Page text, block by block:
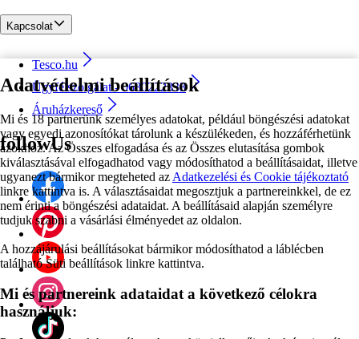
Adatvédelmi beállítások
Mi és 18 partnerünk személyes adatokat, például böngészési adatokat
vagy egyedi azonosítókat tárolunk a készülékeden, és hozzáférhetünk
azokhoz. Az Összes elfogadása és az Összes elutasítása gombok
kiválasztásával elfogadhatod vagy módosíthatod a beállításaidat, illetve
ugyanezt bármikor megteheted az Adatkezelési és Cookie tájékoztató
linkre kattintva is. A választásaidat megosztjuk a partnereinkkel, de ez
nem érinti a böngészési adataidat. A beállításaid alapján személyre
tudjuk szabni a vásárlási élményedet az oldalon.
A hozzájárulási beállításokat bármikor módosíthatod a láblécben
található Süti beállítások linkre kattintva.
Mi és partnereink adataidat a következő célokra
használjuk:
Kapcsolat
Tesco.hu
Ügyfélszolgálat - 0680222333
Áruházkereső
followUs